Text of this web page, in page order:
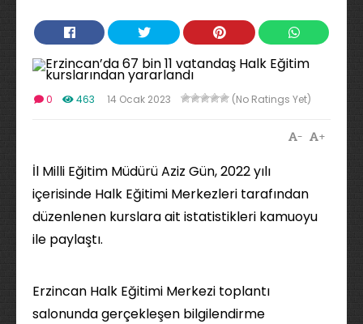
0 463 14 Ocak 2023 (No Ratings Yet)
+
-
İl Milli Eğitim Müdürü Aziz Gün, 2022 yılı
içerisinde Halk Eğitimi Merkezleri tarafından
düzenlenen kurslara ait istatistikleri kamuoyu
ile paylaştı.
Erzincan Halk Eğitimi Merkezi toplantı
salonunda gerçekleşen bilgilendirme